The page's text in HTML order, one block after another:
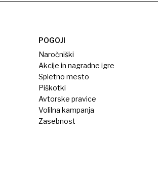
POGOJI
Naročniški
Akcije in nagradne igre
Spletno mesto
Piškotki
Avtorske pravice
Volilna kampanja
Zasebnost